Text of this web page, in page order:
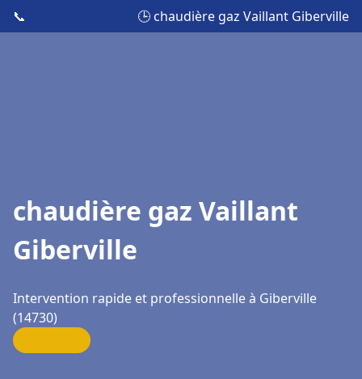
📞 🕒 chaudière gaz Vaillant Giberville
chaudière gaz Vaillant
Giberville
Intervention rapide et professionnelle à Giberville
(14730)